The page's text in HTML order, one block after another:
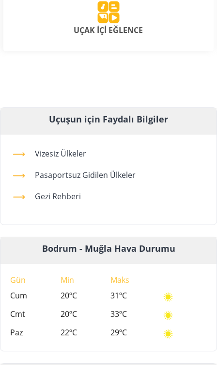
UÇAK İÇİ EĞLENCE
Uçuşun için Faydalı Bilgiler
Vizesiz Ülkeler
Pasaportsuz Gidilen Ülkeler
Gezi Rehberi
Bodrum - Muğla Hava Durumu
Gün Min
Maks
Cum
20ºC
31ºC
Cmt
20ºC
33ºC
Paz
22ºC 29ºC